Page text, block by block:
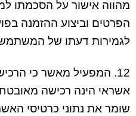
מהווה אישור על הסכמתו
הפרטים וביצוע ההזמנה
לגמירות דעתו של המשתמש
12. המפעיל מאשר כי
אשראי הינה רכישה
שומר את נתוני כרטיסי